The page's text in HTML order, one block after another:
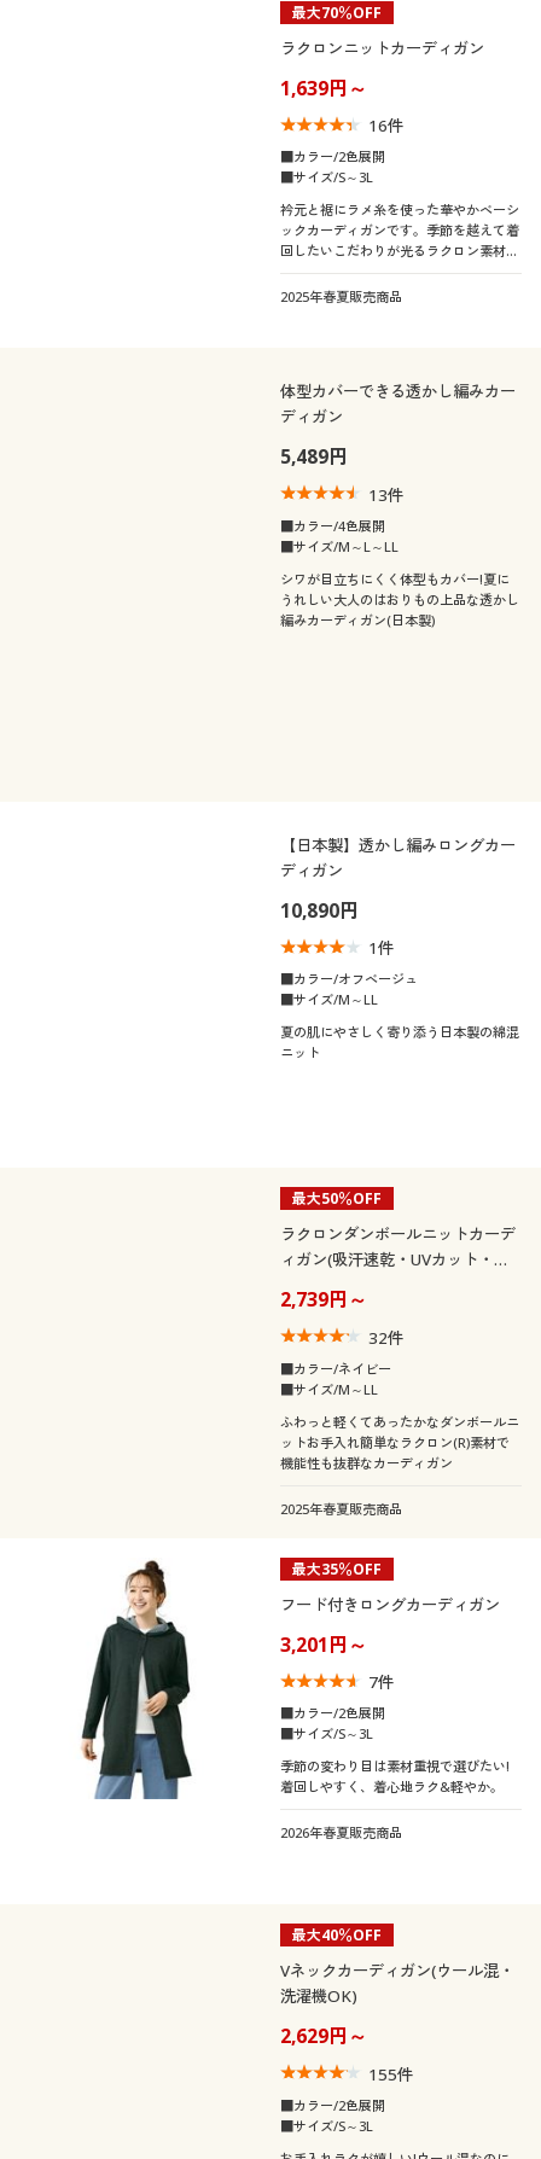
最大70％OFF
ラクロンニットカーディガン
1,639円～
16件
■カラー/2色展開
■サイズ/S～3L
衿元と裾にラメ糸を使った華やかベーシ
ックカーディガンです。季節を越えて着
回したいこだわりが光るラクロン素材で
お手入れ簡単
2025年春夏販売商品
体型カバーできる透かし編みカー
ディガン
5,489円
13件
■カラー/4色展開
■サイズ/M～L～LL
シワが目立ちにくく体型もカバー!夏に
うれしい大人のはおりもの上品な透かし
編みカーディガン(日本製)
【日本製】透かし編みロングカー
ディガン
10,890円
1件
■カラー/オフベージュ
■サイズ/M～LL
夏の肌にやさしく寄り添う日本製の綿混
ニット
最大50％OFF
ラクロンダンボールニットカーデ
ィガン(吸汗速乾・UVカット・シ
2,739円～
32件
■カラー/ネイビー
■サイズ/M～LL
ふわっと軽くてあったかなダンボールニ
ットお手入れ簡単なラクロン(R)素材で
機能性も抜群なカーディガン
2025年春夏販売商品
最大35％OFF
フード付きロングカーディガン
3,201円～
7件
■カラー/2色展開
■サイズ/S～3L
季節の変わり目は素材重視で選びたい!
着回しやすく、着心地ラク&軽やか。
2026年春夏販売商品
最大40％OFF
Vネックカーディガン(ウール混・
洗濯機OK)
2,629円～
155件
■カラー/2色展開
■サイズ/S～3L